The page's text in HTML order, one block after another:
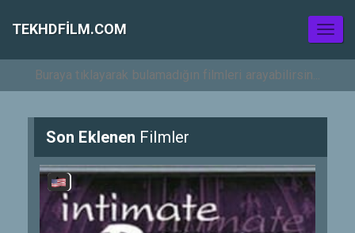
TEKHDFILM.COM
Son Eklenen Filmler